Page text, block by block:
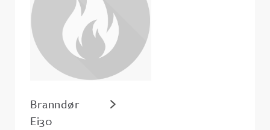
Branndør
Ei30